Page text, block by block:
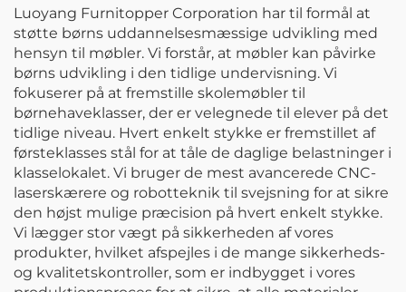
Luoyang Furnitopper Corporation har til formål at
støtte børns uddannelsesmæssige udvikling med
hensyn til møbler. Vi forstår, at møbler kan påvirke
børns udvikling i den tidlige undervisning. Vi
fokuserer på at fremstille skolemøbler til
børnehaveklasser, der er velegnede til elever på det
tidlige niveau. Hvert enkelt stykke er fremstillet af
førsteklasses stål for at tåle de daglige belastninger i
klasselokalet. Vi bruger de mest avancerede CNC-
laserskærere og robotteknik til svejsning for at sikre
den højst mulige præcision på hvert enkelt stykke.
Vi lægger stor vægt på sikkerheden af vores
produkter, hvilket afspejles i de mange sikkerheds-
og kvalitetskontroller, som er indbygget i vores